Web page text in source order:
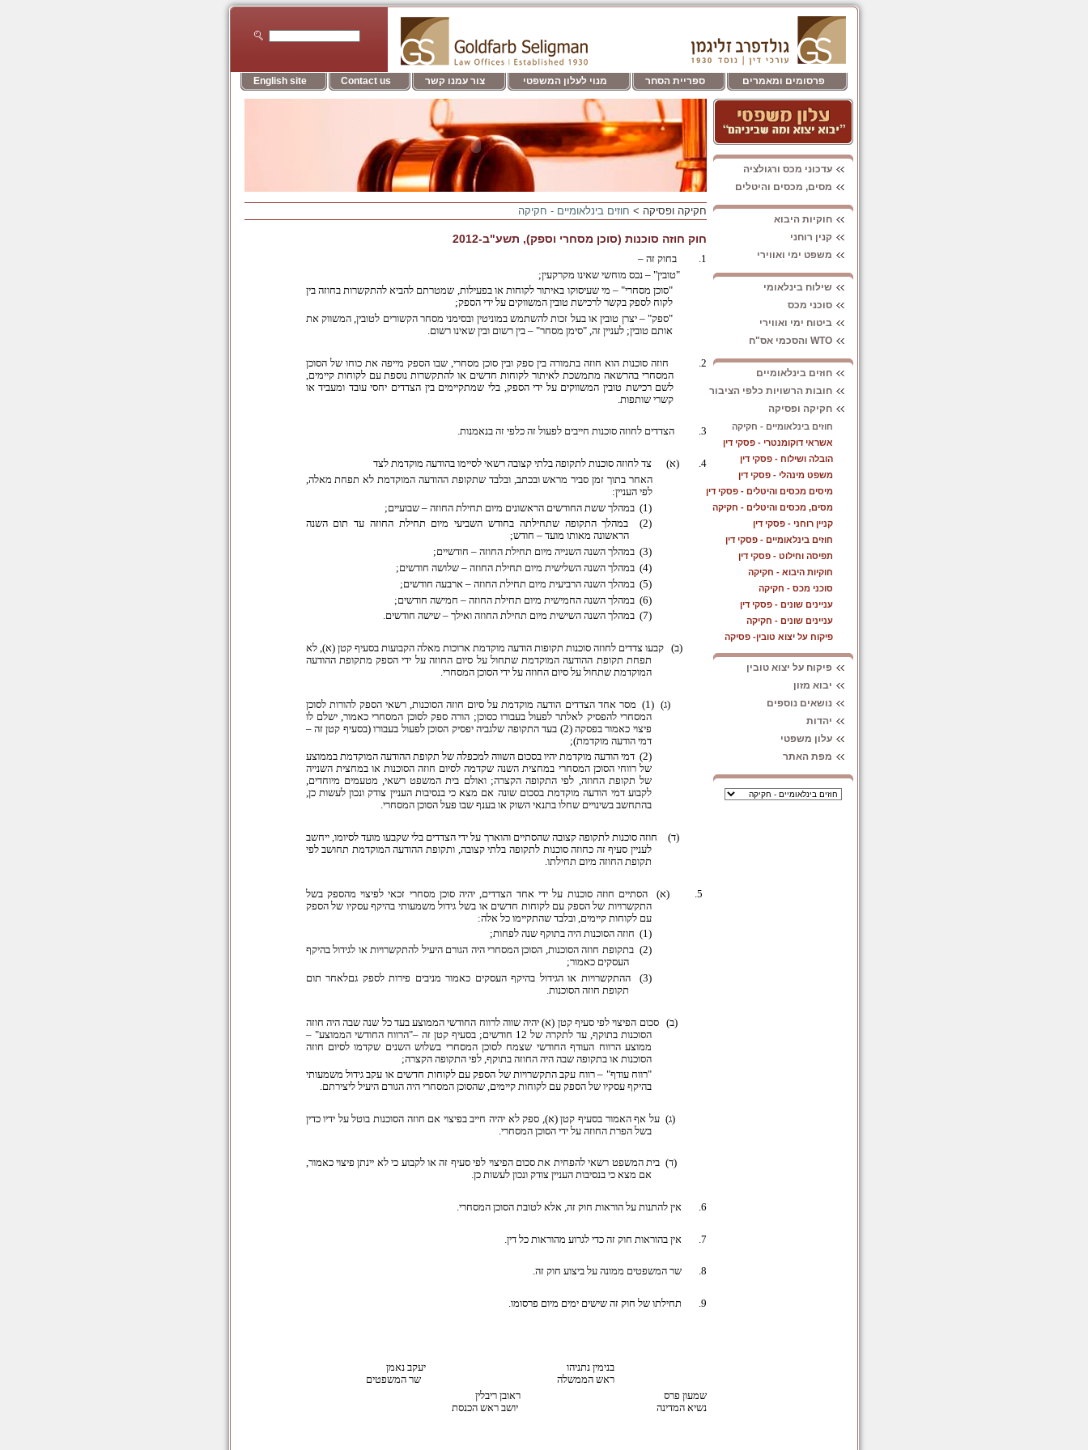
פרסומים ומאמרים ספריית הסחר מנוי לעלון המשפטי צור עמנו קשר Contact us
English site
עדכוני מכס ורגולציה
מסים, מכסים והיטלים
חוקיות היבוא
קנין רוחני
משפט ימי ואווירי
שילוח בינלאומי
סוכני מכס
ביטוח ימי ואווירי
WTO והסכמי אס"ח
חוזים בינלאומיים
חובות הרשויות כלפי הציבור
חקיקה ופסיקה
חוזים בינלאומיים - חקיקה
אשראי דוקומנטרי - פסקי דין
הובלה ושילוח - פסקי דין
משפט מינהלי - פסקי דין
מיסים מכסים והיטלים - פסקי דין
מסים, מכסים והיטלים - חקיקה
קניין רוחני - פסקי דין
חוזים בינלאומיים - פסקי דין
תפיסה וחילוט - פסקי דין
חוקיות היבוא - חקיקה
סוכני מכס - חקיקה
עניינים שונים - פסקי דין
עניינים שונים - חקיקה
פיקוח על יצוא טובין- פסיקה
פיקוח על יצוא טובין
יבוא מזון
נושאים נוספים
יהדות
עלון משפטי
מפת האתר
חקיקה ופסיקה > חוזים בינלאומיים - חקיקה
חוק חוזה סוכנות (סוכן מסחרי וספק), תשע"ב-2012
1. בחוק זה –
"טובין" – נכס מוחשי שאינו מקרקעין;
"סוכן מסחרי" – מי שעיסוקו באיתור לקוחות או בפעילות, שמטרתם להביא להתקשרות בחוזה בין
לקוח לספק בקשר לרכישת טובין המשווקים על ידי הספק;
"ספק" – יצרן טובין או בעל זכות להשתמש במוניטין ובסימני מסחר הקשורים לטובין, המשווק את
אותם טובין; לעניין זה, "סימן מסחר" – בין רשום ובין שאינו רשום.
2. חוזה סוכנות הוא חוזה בתמורה בין ספק ובין סוכן מסחרי, שבו הספק מייפה את כוחו של הסוכן
המסחרי בהרשאה מתמשכת לאיתור לקוחות חדשים או להתקשרות נוספת עם לקוחות קיימים,
לשם רכישת טובין המשווקים על ידי הספק, בלי שמתקיימים בין הצדדים יחסי עובד ומעביד או
קשרי שותפות.
3. הצדדים לחוזה סוכנות חייבים לפעול זה כלפי זה בנאמנות.
4. (א) צד לחוזה סוכנות לתקופה בלתי קצובה רשאי לסיימו בהודעה מוקדמת לצד
האחר בתוך זמן סביר מראש ובכתב, ובלבד שתקופת ההודעה המוקדמת לא תפחת מאלה,
לפי העניין:
(1) במהלך ששת החודשים הראשונים מיום תחילת החוזה – שבועיים;
(2) במהלך התקופה שתחילתה בחודש השביעי מיום תחילת החוזה עד תום השנה
הראשונה מאותו מועד – חודש;
(3) במהלך השנה השנייה מיום תחילת החוזה – חודשיים;
(4) במהלך השנה השלישית מיום תחילת החוזה – שלושה חודשים;
(5) במהלך השנה הרביעית מיום תחילת החוזה – ארבעה חודשים;
(6) במהלך השנה החמישית מיום תחילת החוזה – חמישה חודשים;
(7) במהלך השנה השישית מיום תחילת החוזה ואילך – שישה חודשים.
(ב) קבעו צדדים לחוזה סוכנות תקופות הודעה מוקדמת ארוכות מאלה הקבועות בסעיף קטן (א), לא
תפחת תקופת ההודעה המוקדמת שתחול על סיום החוזה על ידי הספק מתקופת ההודעה
המוקדמת שתחול על סיום החוזה על ידי הסוכן המסחרי.
(ג) (1) מסר אחד הצדדים הודעה מוקדמת על סיום חוזה הסוכנות, רשאי הספק להורות לסוכן
המסחרי להפסיק לאלתר לפעול בעבורו כסוכן; הורה ספק לסוכן המסחרי כאמור, ישלם לו
פיצוי כאמור בפסקה (2) בעד התקופה שלגביה יפסיק הסוכן לפעול בעבורו (בסעיף קטן זה –
דמי הודעה מוקדמת);
(2) דמי הודעה מוקדמת יהיו בסכום השווה למכפלה של תקופת ההודעה המוקדמת בממוצע
של רווחי הסוכן המסחרי במחצית השנה שקדמה לסיום חוזה הסוכנות או במחצית השנייה
של תקופת החוזה, לפי התקופה הקצרה; ואולם בית המשפט רשאי, מטעמים מיוחדים,
לקבוע דמי הודעה מוקדמת בסכום שונה אם מצא כי בנסיבות העניין צודק ונכון לעשות כן,
בהתחשב בשינויים שחלו בתנאי השוק או בענף שבו פעל הסוכן המסחרי.
(ד) חוזה סוכנות לתקופה קצובה שהסתיים והוארך על ידי הצדדים בלי שקבעו מועד לסיומו, ייחשב
לעניין סעיף זה כחוזה סוכנות לתקופה בלתי קצובה, ותקופת ההודעה המוקדמת תחושב לפי
תקופת החוזה מיום תחילתו.
5. (א) הסתיים חוזה סוכנות על ידי אחד הצדדים, יהיה סוכן מסחרי זכאי לפיצוי מהספק בשל
התקשרויות של הספק עם לקוחות חדשים או בשל גידול משמעותי בהיקף עסקיו של הספק
עם לקוחות קיימים, ובלבד שהתקיימו כל אלה:
(1) חוזה הסוכנות היה בתוקף שנה לפחות;
(2) בתקופת חוזה הסוכנות, הסוכן המסחרי היה הגורם היעיל להתקשרויות או לגידול בהיקף
העסקים כאמור;
(3) ההתקשרויות או הגידול בהיקף העסקים כאמור מניבים פירות לספק גםלאחר תום
תקופת חוזה הסוכנות.
(ב) סכום הפיצוי לפי סעיף קטן (א) יהיה שווה לרווח החודשי הממוצע בעד כל שנה שבה היה חוזה
הסוכנות בתוקף, עד לתקרה של 12 חודשים; בסעיף קטן זה –
"הרווח החודשי הממוצע" –
ממוצע הרווח העודף החודשי שצמח לסוכן המסחרי בשלוש השנים שקדמו לסיום חוזה
הסוכנות או בתקופה שבה היה החוזה בתוקף, לפי התקופה הקצרה;
"רווח עודף" – רווח עקב התקשרויות של הספק עם לקוחות חדשים או עקב גידול משמעותי
בהיקף עסקיו של הספק עם לקוחות קיימים, שהסוכן המסחרי היה הגורם היעיל ליצירתם.
(ג) על אף האמור בסעיף קטן (א), ספק לא יהיה חייב בפיצוי אם חוזה הסוכנות בוטל על ידיו כדין
בשל הפרת החוזה על ידי הסוכן המסחרי.
(ד) בית המשפט רשאי להפחית את סכום הפיצוי לפי סעיף זה או לקבוע כי לא יינתן פיצוי כאמור,
אם מצא כי בנסיבות העניין צודק ונכון לעשות כן.
6. אין להתנות על הוראות חוק זה, אלא לטובת הסוכן המסחרי.
7. אין בהוראות חוק זה כדי לגרוע מהוראות כל דין.
8. שר המשפטים ממונה על ביצוע חוק זה.
9. תחילתו של חוק זה שישים ימים מיום פרסומו.
בנימין נתניהו יעקב נאמן
ראש הממשלה שר המשפטים
שמעון פרס ראובן ריבלין
נשיא המדינה יושב ראש הכנסת